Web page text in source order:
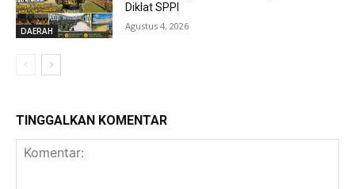
DAERAH
Diklat SPPI
Agustus 4, 2026
TINGGALKAN KOMENTAR